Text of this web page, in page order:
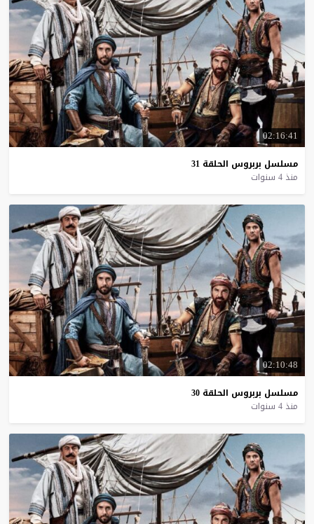
02:16:41
مسلسل بربروس الحلقة 31
منذ 4 سنوات
02:10:48
مسلسل بربروس الحلقة 30
منذ 4 سنوات